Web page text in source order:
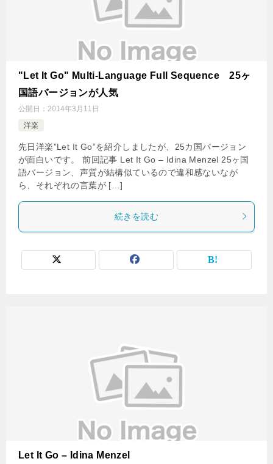
"Let It Go" Multi-Language Full Sequence 25ヶ
国語バージョンが人気
公開日： 2014年3月11日
洋楽
先日洋楽”Let It Go”を紹介しましたが、25カ国バージョン
が面白いです。 前回記事 Let It Go – Idina Menzel 25ヶ国
語バージョン、声質が結構似ているので違和感ないなが
ら、それぞれの言葉が […]
続きを読む
Let It Go – Idina Menzel